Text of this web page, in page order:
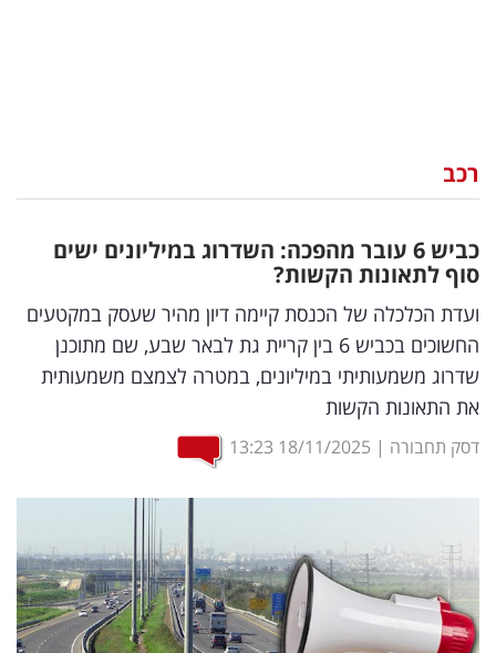
וצרכנות
דיגיטל
וטק
שיווק
ופרסום
משפט
מדדים
דעות
רכילות
רכב
כביש 6 עובר מהפכה: השדרוג במיליונים ישים
סוף לתאונות הקשות?
ועדת הכלכלה של הכנסת קיימה דיון מהיר שעסק במקטעים
החשוכים בכביש 6 בין קריית גת לבאר שבע, שם מתוכנן
שדרוג משמעותיתי במיליונים, במטרה לצמצם משמעותית
את התאונות הקשות
דסק תחבורה |
18/11/2025
13:23